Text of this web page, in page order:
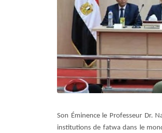
Son Éminence le Professeur Dr.
institutions de fatwa dans le